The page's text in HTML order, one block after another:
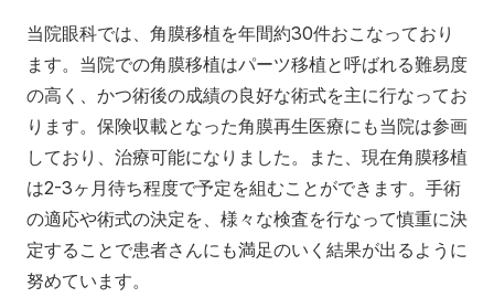
当院眼科では、角膜移植を年間約30件おこなっており
ます。当院での角膜移植はパーツ移植と呼ばれる難易度
の高く、かつ術後の成績の良好な術式を主に行なってお
ります。保険収載となった角膜再生医療にも当院は参画
しており、治療可能になりました。また、現在角膜移植
は2-3ヶ月待ち程度で予定を組むことができます。手術
の適応や術式の決定を、様々な検査を行なって慎重に決
定することで患者さんにも満足のいく結果が出るように
努めています。